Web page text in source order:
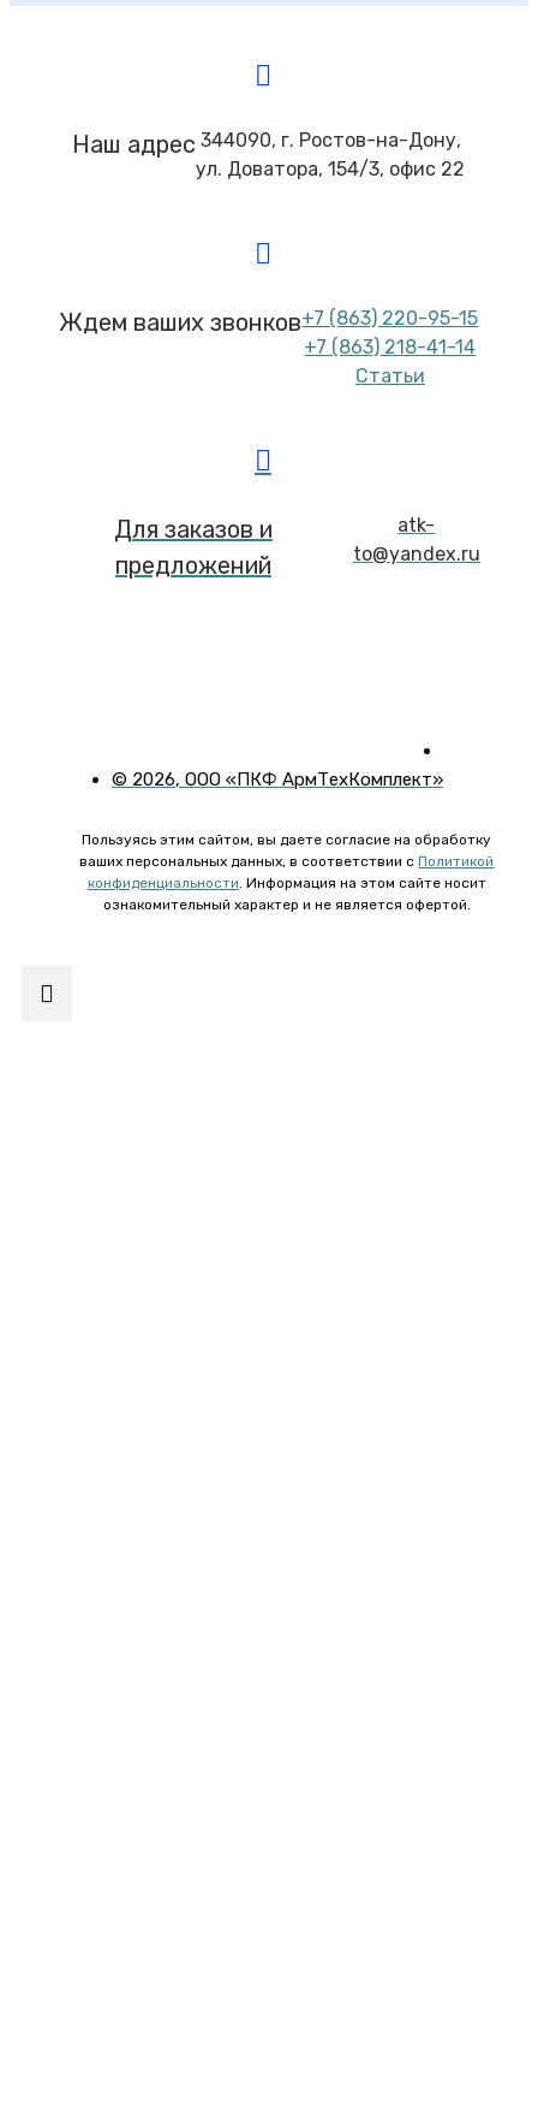
Наш адрес 344090, г. Ростов-на-Дону,
ул. Доватора, 154/3, офис 22
Ждем ваших звонков+7 (863) 220-95-15
+7 (863) 218-41-14
Статьи
Для заказов и
предложений
atk-
to@yandex.ru
© 2026, ООО «ПКФ АрмТехКомплект»
Пользуясь этим сайтом, вы даете согласие на обработку
ваших персональных данных, в соответствии сПолитикой
конфиденциальности. Информация на этом сайте носит
ознакомительный характер и не является офертой.